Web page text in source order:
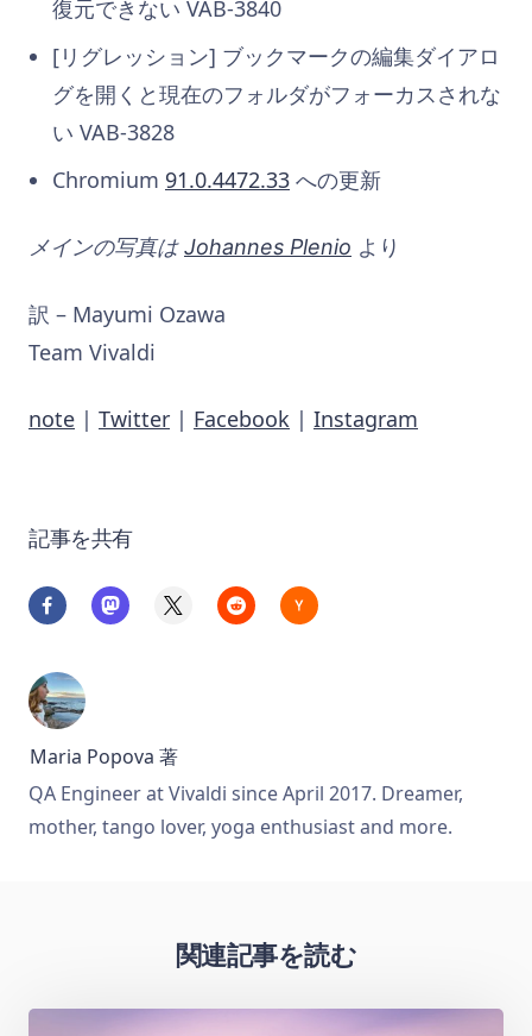
復元できない VAB-3840
[リグレッション] ブックマークの編集ダイアロ
グを開くと現在のフォルダがフォーカスされな
い VAB-3828
Chromium 91.0.4472.33 への更新
メインの写真はJohannes Plenio より
訳 – Mayumi Ozawa
Team Vivaldi
note | Twitter | Facebook | Instagram
記事を共有
Maria Popova 著
QA Engineer at Vivaldi since April 2017. Dreamer,
mother, tango lover, yoga enthusiast and more.
関連記事を読む